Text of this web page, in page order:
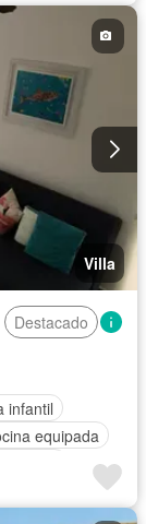
Villa
Destacado
infantil
equipada
closet